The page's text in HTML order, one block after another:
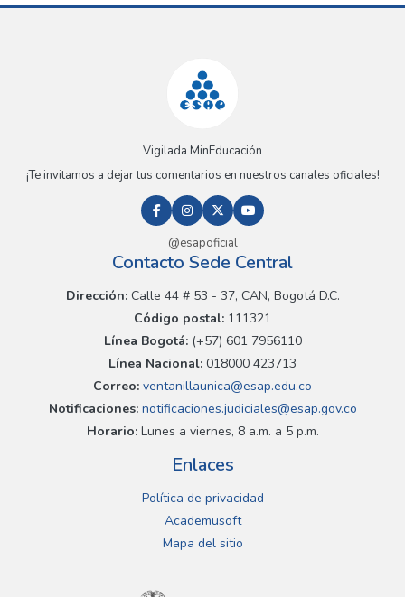
Vigilada MinEducación
¡Te invitamos a dejar tus comentarios en nuestros canales oficiales!
@esapoficial
Contacto Sede Central
Dirección:Calle 44 # 53 - 37, CAN, Bogotá D.C.
Código postal: 111321
Línea Bogotá:(+57) 601 7956110
Línea Nacional: 018000 423713
Correo: ventanillaunica@esap.edu.co
Notificaciones:notificaciones.judiciales@esap.gov.co
Horario:Lunes a viernes, 8 a.m. a 5 p.m.
Enlaces
Política de privacidad
Academusoft
Mapa del sitio